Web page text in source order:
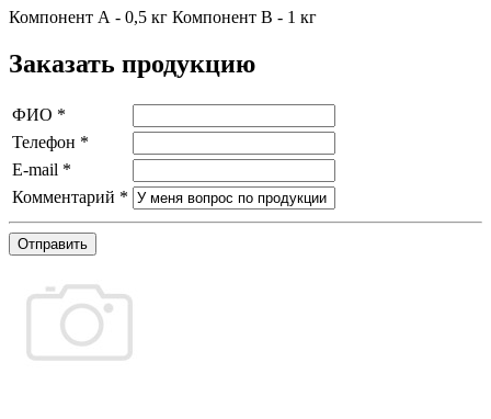
Компонент А - 0,5 кг Компонент В - 1 кг
Заказать продукцию
ФИО *
Телефон *
E-mail *
Комментарий *
Отправить